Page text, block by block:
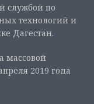
службой по
технологий и
Дагестан.
массовой
2019 года